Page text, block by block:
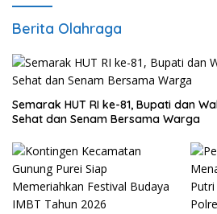
Berita Olahraga
Semarak HUT RI ke-81, Bupati dan
Sehat dan Senam Bersama Warga